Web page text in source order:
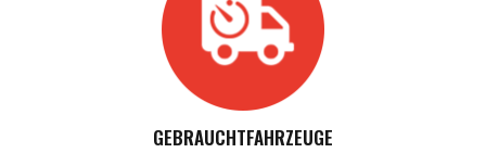
GEBRAUCHTFAHRZEUGE